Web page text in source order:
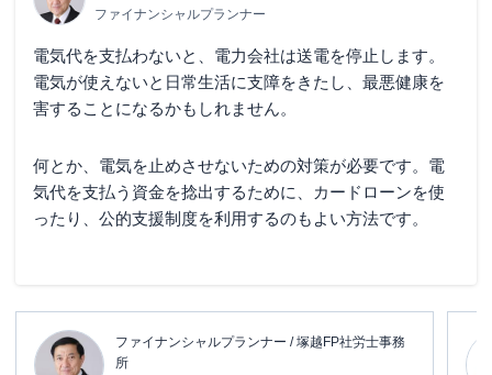
ファイナンシャルプランナー
電気代を支払わないと、電力会社は送電を停止します。
電気が使えないと日常生活に支障をきたし、最悪健康を
害することになるかもしれません。
何とか、電気を止めさせないための対策が必要です。電
気代を支払う資金を捻出するために、カードローンを使
ったり、公的支援制度を利用するのもよい方法です。
ファイナンシャルプランナー / 塚越FP社労士事務
所